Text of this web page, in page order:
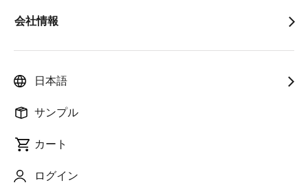
会社情報
日本語
サンプル
カート
ログイン
Name used to describe Renesas
C
Package code maintained as part of
JEITA Standard
The JEITA standard to which the